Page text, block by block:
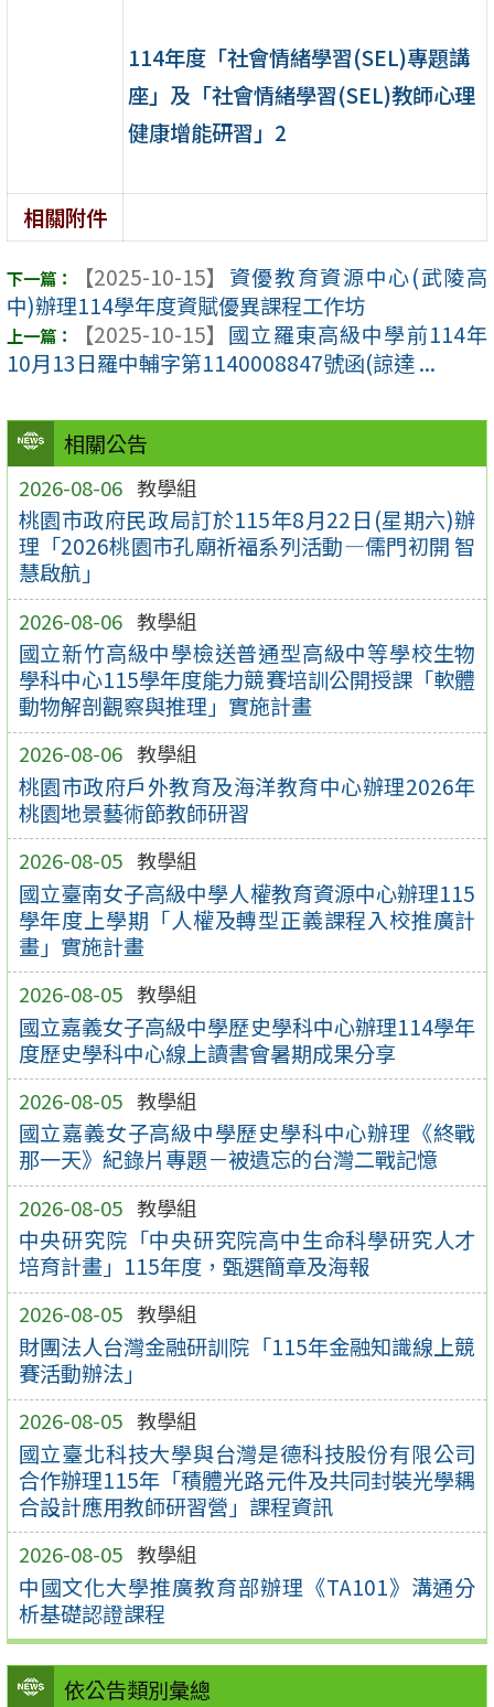
相關公告
2026-08-06 教學組
桃園市政府民政局訂於115年8月22日(星期六)辦
理「2026桃園市孔廟祈福系列活動—儒門初開 智
慧啟航」
2026-08-06 教學組
國立新竹高級中學檢送普通型高級中等學校生物
學科中心115學年度能力競賽培訓公開授課「軟體
動物解剖觀察與推理」實施計畫
2026-08-06 教學組
桃園市政府戶外教育及海洋教育中心辦理2026年
桃園地景藝術節教師研習
2026-08-05 教學組
國立臺南女子高級中學人權教育資源中心辦理115
學年度上學期「人權及轉型正義課程入校推廣計
畫」實施計畫
2026-08-05 教學組
國立嘉義女子高級中學歷史學科中心辦理114學年
度歷史學科中心線上讀書會暑期成果分享
2026-08-05 教學組
國立嘉義女子高級中學歷史學科中心辦理《終戰
那一天》紀錄片專題－被遺忘的台灣二戰記憶
2026-08-05 教學組
中央研究院「中央研究院高中生命科學研究人才
培育計畫」115年度，甄選簡章及海報
2026-08-05 教學組
財團法人台灣金融研訓院「115年金融知識線上競
賽活動辦法」
2026-08-05 教學組
國立臺北科技大學與台灣是德科技股份有限公司
合作辦理115年「積體光路元件及共同封裝光學耦
合設計應用教師研習營」課程資訊
2026-08-05 教學組
中國文化大學推廣教育部辦理《TA101》溝通分
析基礎認證課程
依公告類別彙總
114年度「社會情緒學習(SEL)專題講
座」及「社會情緒學習(SEL)教師心理
健康增能研習」2
相關附件
【2025-10-15】 資優教育資源中心(武陵高
中)辦理114學年度資賦優異課程工作坊
【2025-10-15】 國立羅東高級中學前114年
10月13日羅中輔字第1140008847號函(諒達 ...